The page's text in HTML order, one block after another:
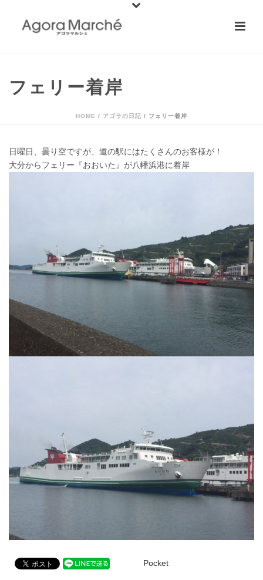
フェリー着岸
HOME / アゴラの日記 / フェリー着岸
日曜日、曇り空ですが、道の駅にはたくさんのお客様が！
大分からフェリー『おおいた』が八幡浜港に着岸
Pocket